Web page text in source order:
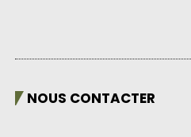
NOUS CONTACTER